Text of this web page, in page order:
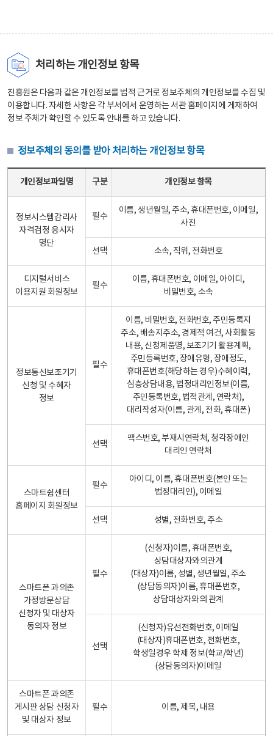
처리하는 개인정보 항목
진흥원은 다음과 같은 개인정보를 법적 근거로 정보주체의 개인정보를 수집 및
이용합니다. 자세한 사항은 각 부서에서 운영하는 서관 홈페이지에 게재하여
정보 주체가 확인할 수 있도록 안내를 하고 있습니다.
정보주체의 동의를 받아 처리하는 개인정보 항목
개인정보파일명 구분 개인정보 항목
정보시스템감리사
자격검정 응시자
명단
필수
이름, 생년월일, 주소, 휴대폰번호, 이메일,
사진
선택 소속, 직위, 전화번호
디지털서비스
이용지원 회원정보
필수
이름, 휴대폰번호, 이메일, 아이디,
비밀번호, 소속
정보통신보조기기
신청 및 수혜자
정보
필수
이름, 비밀번호, 전화번호, 주민등록지
주소, 배송지주소, 경제적 여건, 사회활동
내용, 신청제품명, 보조기기 활용계획,
주민등록번호, 장애유형, 장애정도,
휴대폰번호(해당하는 경우)수혜이력,
심층상담내용, 법정대리인정보(이름,
주민등록번호, 법적관계, 연락처),
대리작성자(이름, 관계, 전화, 휴대폰)
선택
팩스번호, 부재시연락처, 청각장애인
대리인 연락처
스마트쉼센터
홈페이지 회원정보
필수
아이디, 이름, 휴대폰번호(본인 또는
법정대리인), 이메일
선택 성별, 전화번호, 주소
스마트폰 과의존
가정방문상담
신청자 및 대상자
동의자 정보
필수
(신청자)이름, 휴대폰번호,
상담대상자와의관계
(대상자)이름, 성별, 생년월일, 주소
(상담동의자)이름, 휴대폰번호,
상담대상자와의 관계
선택
(신청자)유선전화번호, 이메일
(대상자)휴대폰번호, 전화번호,
학생일경우 학제 정보(학교/학년)
(상담동의자)이메일
스마트폰 과의존
게시판 상담 신청자
및 대상자 정보
필수 이름, 제목, 내용